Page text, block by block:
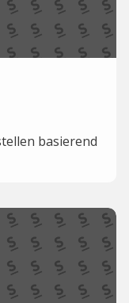
basierend